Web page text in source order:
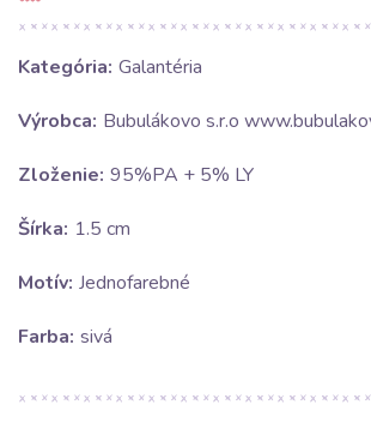
Kategória: Galantéria
Výrobca: Bubulákovo s.r.o
Zloženie: 95%PA + 5% LY
Šírka: 1.5 cm
Motív: Jednofarebné
Farba: sivá